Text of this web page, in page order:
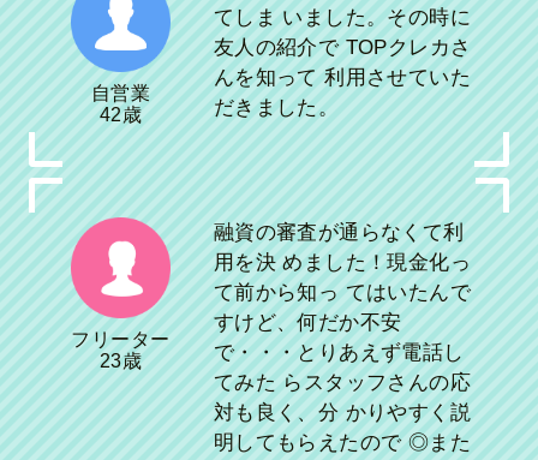
自営業
42歳
てしま いました。その時に
友人の紹介で TOPクレカさ
んを知って 利用させていた
だきました。
フリーター
23歳
融資の審査が通らなくて利
用を決 めました！現金化っ
て前から知っ てはいたんで
すけど、何だか不安
で・・・とりあえず電話し
てみた らスタッフさんの応
対も良く、分 かりやすく説
明してもらえたので ◎また